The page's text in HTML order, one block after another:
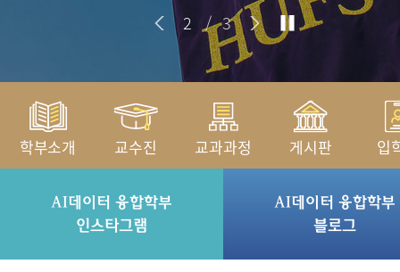
2 / 3
학부소개 교수진 교과과정 게시판 입
AI데이터 융합학부
인스타그램
AI데이터 융합학부
블로그